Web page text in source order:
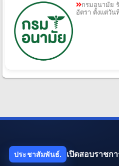
กรมอนามัย
อัตรา ตั้งแต่วัน
ประชาสัมพันธ์. เปิดสอบราชก